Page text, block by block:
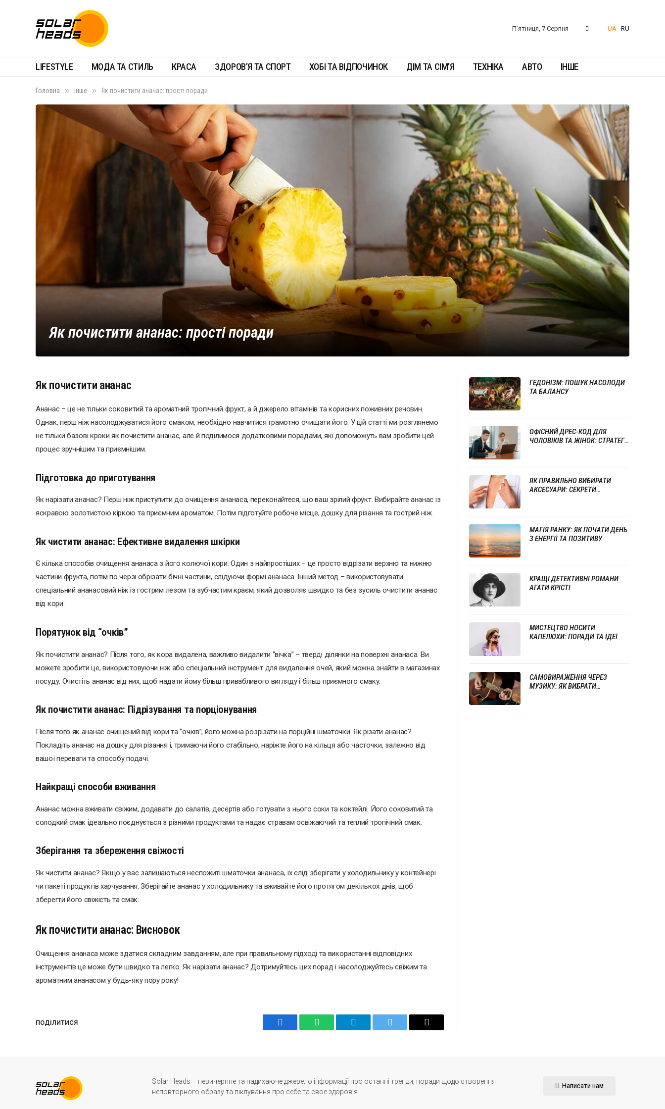
П’ятниця, 7 Серпня UA RU
LIFESTYLE МОДА ТА СТИЛЬ КРАСА ЗДОРОВ’Я ТА СПОРТ ХОБІ ТА ВІДПОЧИНОК ДІМ ТА СІМ’Я ТЕХНІКА АВТО ІНШЕ
Головна » Інше » Як почистити ананас: прості поради
Як почистити ананас: прості поради
Як почистити ананас
Ананас – це не тільки соковитий та ароматний тропічний фрукт, а й джерело вітамінів та корисних поживних речовин.
Однак, перш ніж насолоджуватися його смаком, необхідно навчитися грамотно очищати його. У цій статті ми розглянемо
не тільки базові кроки як почистити ананас, але й поділимося додатковими порадами, які допоможуть вам зробити цей
процес зручнішим та приємнішим.
Підготовка до приготування
Як нарізати ананас? Перш ніж приступити до очищення ананаса, переконайтеся, що ваш зрілий фрукт. Вибирайте ананас із
яскравою золотистою кіркою та приємним ароматом. Потім підготуйте робоче місце, дошку для різання та гострий ніж.
Як чистити ананас: Ефективне видалення шкірки
Є кілька способів очищення ананаса з його колючої кори. Один з найпростіших – це просто відрізати верхню та нижню
частини фрукта, потім по черзі обрізати бічні частини, слідуючи формі ананаса. Інший метод – використовувати
спеціальний ананасовий ніж із гострим лезом та зубчастим краєм, який дозволяє швидко та без зусиль очистити ананас
від кори.
Порятунок від “очків”
Як почистити ананас? Після того, як кора видалена, важливо видалити “вічка” – тверді ділянки на поверхні ананаса. Ви
можете зробити це, використовуючи ніж або спеціальний інструмент для видалення очей, який можна знайти в магазинах
посуду. Очистіть ананас від них, щоб надати йому більш привабливого вигляду і більш приємного смаку.
Як почистити ананас: Підрізування та порціонування
Після того як ананас очищений від кори та “очків”, його можна розрізати на порційні шматочки. Як різати ананас?
Покладіть ананас на дошку для різання і, тримаючи його стабільно, наріжте його на кільця або часточки, залежно від
вашої переваги та способу подачі.
Найкращі способи вживання
Ананас можна вживати свіжим, додавати до салатів, десертів або готувати з нього соки та коктейлі. Його соковитий та
солодкий смак ідеально поєднується з різними продуктами та надає стравам освіжаючий та теплий тропічний смак.
Зберігання та збереження свіжості
Як чистити ананас? Якщо у вас залишаються неспожиті шматочки ананаса, їх слід зберігати у холодильнику у контейнері
чи пакеті продуктів харчування. Зберігайте ананас у холодильнику та вживайте його протягом декількох днів, щоб
зберегти його свіжість та смак.
Як почистити ананас: Висновок
Очищення ананаса може здатися складним завданням, але при правильному підході та використанні відповідних
інструментів це може бути швидко та легко. Як нарізати ананас? Дотримуйтесь цих порад і насолоджуйтесь свіжим та
ароматним ананасом у будь-яку пору року!
ПОДІЛИТИСЯ
Facebook WhatsAppTelegram Twitter Email
ГЕДОНІЗМ: ПОШУК НАСОЛОДИ
ТА БАЛАНСУ
ОФІСНИЙ ДРЕС-КОД ДЛЯ
ЧОЛОВІКІВ ТА ЖІНОК: СТРАТЕГІЇ
ЯК ПРАВИЛЬНО ВИБИРАТИ
АКСЕСУАРИ: СЕКРЕТИ
МАГІЯ РАНКУ: ЯК ПОЧАТИ ДЕНЬ
З ЕНЕРГІЇ ТА ПОЗИТИВУ
КРАЩІ ДЕТЕКТИВНІ РОМАНИ
АГАТИ КРІСТІ
МИСТЕЦТВО НОСИТИ
КАПЕЛЮХИ: ПОРАДИ ТА ІДЕЇ
САМОВИРАЖЕННЯ ЧЕРЕЗ
МУЗИКУ: ЯК ВИБРАТИ
Solar Heads – невичерпне та надихаюче джерело інформації про останні тренди, поради щодо створення
неповторного образу та піклування про себе та свое здоров’я
Написати нам